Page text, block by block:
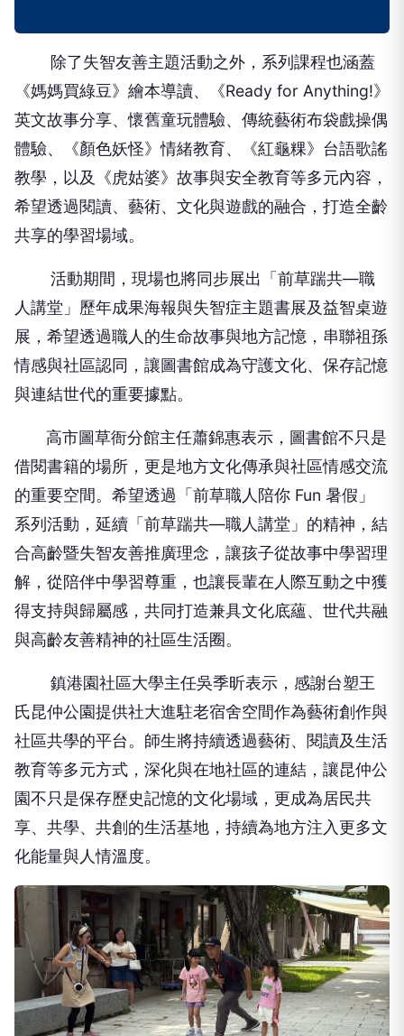
除了失智友善主題活動之外，系列課程也涵蓋
《媽媽買綠豆》繪本導讀、《Ready for Anything!》
英文故事分享、懷舊童玩體驗、傳統藝術布袋戲操偶
體驗、《顏色妖怪》情緒教育、《紅龜粿》台語歌謠
教學，以及《虎姑婆》故事與安全教育等多元內容，
希望透過閱讀、藝術、文化與遊戲的融合，打造全齡
共享的學習場域。
活動期間，現場也將同步展出「前草踹共—職
人講堂」歷年成果海報與失智症主題書展及益智桌遊
展，希望透過職人的生命故事與地方記憶，串聯祖孫
情感與社區認同，讓圖書館成為守護文化、保存記憶
與連結世代的重要據點。
高市圖草衙分館主任蕭錦惠表示，圖書館不只是
借閱書籍的場所，更是地方文化傳承與社區情感交流
的重要空間。希望透過「前草職人陪你 Fun 暑假」
系列活動，延續「前草踹共—職人講堂」的精神，結
合高齡暨失智友善推廣理念，讓孩子從故事中學習理
解，從陪伴中學習尊重，也讓長輩在人際互動之中獲
得支持與歸屬感，共同打造兼具文化底蘊、世代共融
與高齡友善精神的社區生活圈。
鎮港園社區大學主任吳季昕表示，感謝台塑王
氏昆仲公園提供社大進駐老宿舍空間作為藝術創作與
社區共學的平台。師生將持續透過藝術、閱讀及生活
教育等多元方式，深化與在地社區的連結，讓昆仲公
園不只是保存歷史記憶的文化場域，更成為居民共
享、共學、共創的生活基地，持續為地方注入更多文
化能量與人情溫度。